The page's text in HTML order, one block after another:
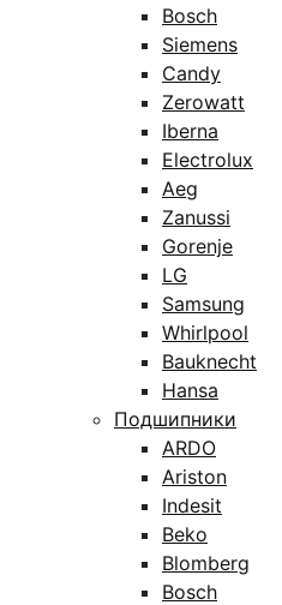
Bosch
Siemens
Candy
Zerowatt
Iberna
Electrolux
Aeg
Zanussi
Gorenje
LG
Samsung
Whirlpool
Bauknecht
Hansa
Подшипники
ARDO
Ariston
Indesit
Beko
Blomberg
Bosch